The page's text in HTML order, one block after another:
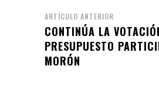
ARTÍCULO ANTERIOR
CONTINÚA LA
PRESUPUESTO
MORÓN